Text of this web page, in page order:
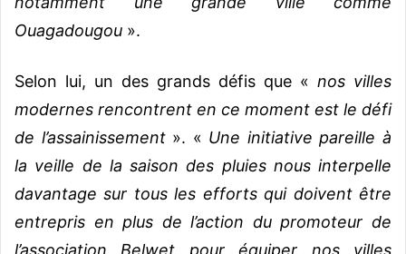
Ouagadougou ».
Selon lui, un des grands défis que « nos villes
modernes rencontrent en ce moment est le défi
de l’assainissement». « Une initiative pareille à
la veille de la saison des pluies nous interpelle
davantage sur tous les efforts qui doivent être
entrepris en plus de l’action du promoteur de
l’association Belwet pour équiper nos villes